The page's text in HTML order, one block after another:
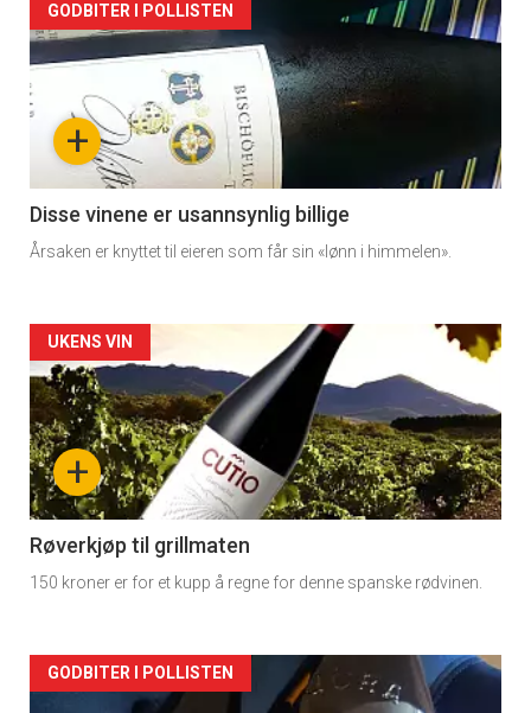
+
GODBITER I POLLISTEN
Disse vinene er usannsynlig billige
Årsaken er knyttet til eieren som får sin «lønn i himmelen».
Forsiden
akkurat
nå
-
2
+
UKENS VIN
Røverkjøp til grillmaten
150 kroner er for et kupp å regne for denne spanske rødvinen.
Forsiden
GODBITER I POLLISTEN